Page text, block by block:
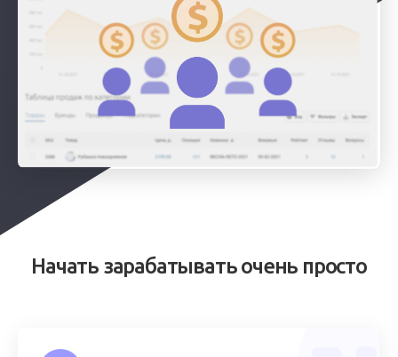
Начать зарабатывать очень просто